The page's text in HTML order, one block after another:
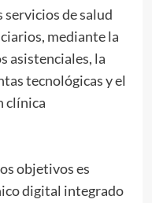
de salud
mediante la
asistenciales, la
tecnológicas y el
clínica
objetivos es
digital integrado